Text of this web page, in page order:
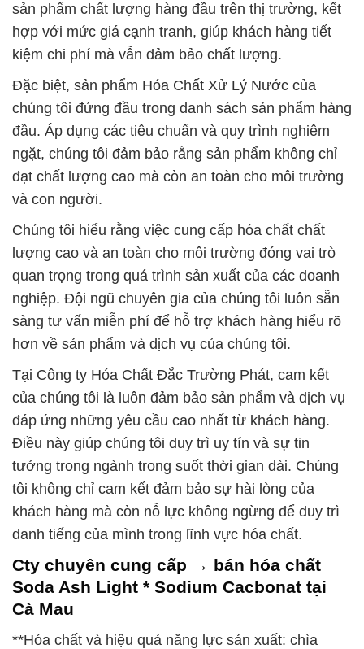
sản phẩm chất lượng hàng đầu trên thị trường, kết
hợp với mức giá cạnh tranh, giúp khách hàng tiết
kiệm chi phí mà vẫn đảm bảo chất lượng.
Đặc biệt, sản phẩm Hóa Chất Xử Lý Nước của
chúng tôi đứng đầu trong danh sách sản phẩm hàng
đầu. Áp dụng các tiêu chuẩn và quy trình nghiêm
ngặt, chúng tôi đảm bảo rằng sản phẩm không chỉ
đạt chất lượng cao mà còn an toàn cho môi trường
và con người.
Chúng tôi hiểu rằng việc cung cấp hóa chất chất
lượng cao và an toàn cho môi trường đóng vai trò
quan trọng trong quá trình sản xuất của các doanh
nghiệp. Đội ngũ chuyên gia của chúng tôi luôn sẵn
sàng tư vấn miễn phí để hỗ trợ khách hàng hiểu rõ
hơn về sản phẩm và dịch vụ của chúng tôi.
Tại Công ty Hóa Chất Đắc Trường Phát, cam kết
của chúng tôi là luôn đảm bảo sản phẩm và dịch vụ
đáp ứng những yêu cầu cao nhất từ khách hàng.
Điều này giúp chúng tôi duy trì uy tín và sự tin
tưởng trong ngành trong suốt thời gian dài. Chúng
tôi không chỉ cam kết đảm bảo sự hài lòng của
khách hàng mà còn nỗ lực không ngừng để duy trì
danh tiếng của mình trong lĩnh vực hóa chất.
Cty chuyên cung cấp → bán hóa chất
Soda Ash Light * Sodium Cacbonat tại
Cà Mau
**Hóa chất và hiệu quả năng lực sản xuất: chìa